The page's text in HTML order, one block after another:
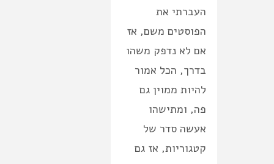
העברתי את
הפוסטים משם, אז
אם לא נדפק משהו
בדרך, הכל אמור
להיות ממוין גם
פה, ומתישהו
אעשה סדר של
קטגוריות, אז גם